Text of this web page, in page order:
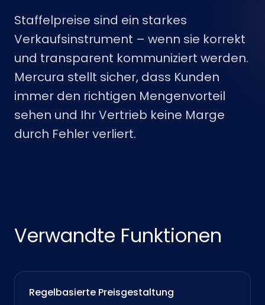
Staffelpreise sind ein starkes
Verkaufsinstrument – wenn sie korrekt
und transparent kommuniziert werden.
Mercura stellt sicher, dass Kunden
immer den richtigen Mengenvorteil
sehen und Ihr Vertrieb keine Marge
durch Fehler verliert.
Verwandte Funktionen
Regelbasierte Preisgestaltung